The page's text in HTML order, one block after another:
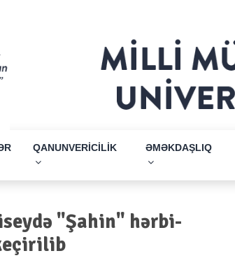
QANUNVERİCİLİK ƏMƏKDAŞLIQ
"Şahin" hərbi-